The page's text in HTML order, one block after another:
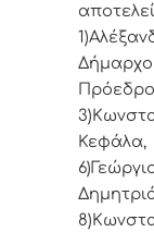
Κεφάλα,